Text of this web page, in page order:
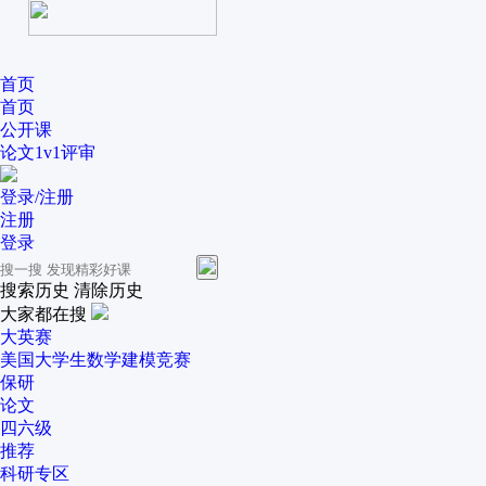
首页
首页
公开课
论文1v1评审
登录/注册
注册
登录
搜索历史 清除历史
大家都在搜
大英赛
美国大学生数学建模竞赛
保研
论文
四六级
推荐
科研专区